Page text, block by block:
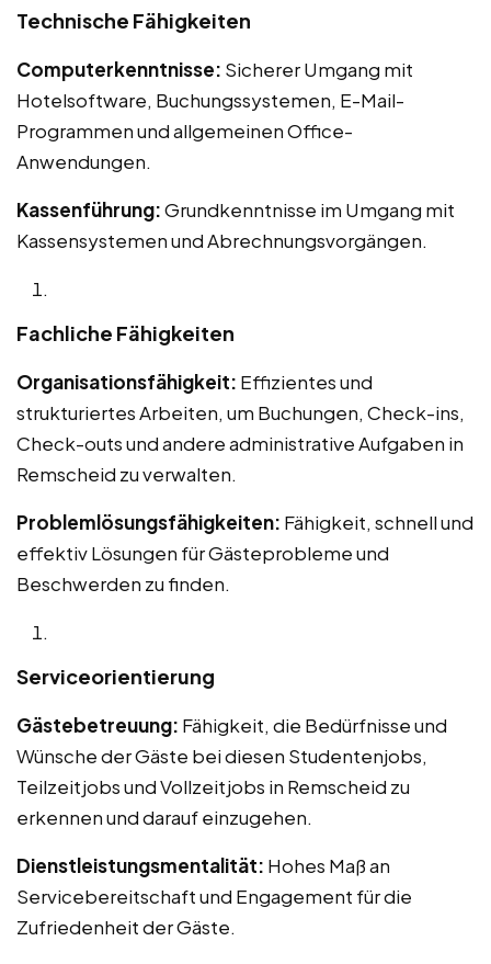
Technische Fähigkeiten
Computerkenntnisse: Sicherer Umgang mit
Hotelsoftware, Buchungssystemen, E-Mail-
Programmen und allgemeinen Office-
Anwendungen.
Kassenführung:Grundkenntnisse im Umgang mit
Kassensystemen und Abrechnungsvorgängen.
Fachliche Fähigkeiten
Organisationsfähigkeit: Effizientes und
strukturiertes Arbeiten, um Buchungen, Check-ins,
Check-outs und andere administrative Aufgaben in
Remscheid zu verwalten.
Problemlösungsfähigkeiten: Fähigkeit, schnell und
effektiv Lösungen für Gästeprobleme und
Beschwerden zu finden.
Serviceorientierung
Gästebetreuung: Fähigkeit, die Bedürfnisse und
Wünsche der Gäste bei diesen Studentenjobs,
Teilzeitjobs und Vollzeitjobs in Remscheid zu
erkennen und darauf einzugehen.
Dienstleistungsmentalität: Hohes Maß an
Servicebereitschaft und Engagement für die
Zufriedenheit der Gäste.